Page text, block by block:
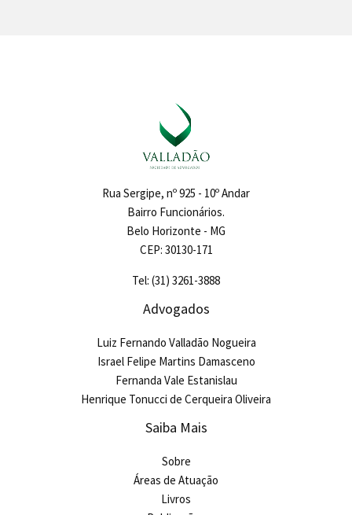
Rua Sergipe, nº 925 - 10º Andar
Bairro Funcionários.
Belo Horizonte - MG
CEP: 30130-171
Tel: (31) 3261-3888
Advogados
Luiz Fernando Valladão Nogueira
Israel Felipe Martins Damasceno
Fernanda Vale Estanislau
Henrique Tonucci de Cerqueira Oliveira
Saiba Mais
Sobre
Áreas de Atuação
Livros